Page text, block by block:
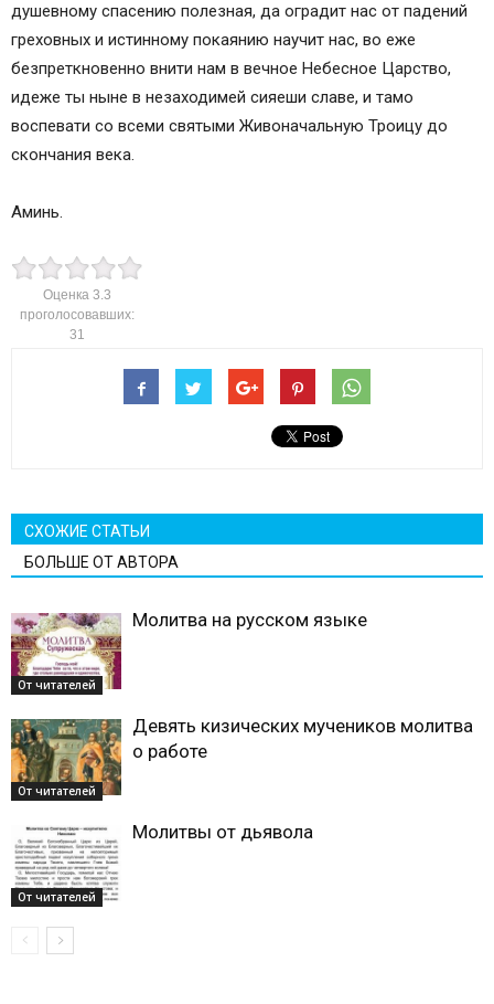
душевному спасению полезная, да оградит нас от падений
греховных и истинному покаянию научит нас, во еже
безпреткновенно внити нам в вечное Небесное Царство,
идеже ты ныне в незаходимей сияеши славе, и тамо
воспевати со всеми святыми Живоначальную Троицу до
скончания века.
Аминь.
Оценка 3.3
проголосовавших:
31
СХОЖИЕ СТАТЬИ
БОЛЬШЕ ОТ АВТОРА
От читателей
Молитва на русском языке
От читателей
Девять кизических мучеников молитва
о работе
От читателей
Молитвы от дьявола